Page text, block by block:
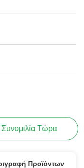
Συνομιλία Τώρα
Προϊόντων